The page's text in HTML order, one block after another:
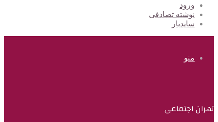
ورود
نوشته تصادفی
سایدبار
منو
تهران اجتماعی